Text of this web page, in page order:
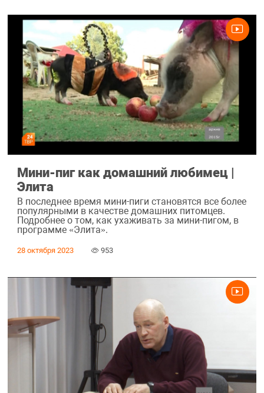
Мини-пиг как домашний любимец |
Элита
В последнее время мини-пиги становятся все более
популярными в качестве домашних питомцев.
Подробнее о том, как ухаживать за мини-пигом, в
программе «Элита».
28 октября 2023 953